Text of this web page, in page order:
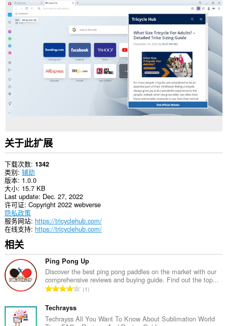
关于此扩展
下载次数 1342
类别 辅助
版本 1.0.0
大小 15.7 KB
Last update Dec. 27, 2022
许可证 Copyright 2022 webverse
隐私政策
服务网站 https://tricyclehub.com/
在线支持 https://tricyclehub.com/
相关
Ping Pong Up
Discover the best ping pong paddles on the market with our
comprehensive reviews and buying guide. Find out the top...
总
次
1
Techrayss
Techrayss All You Want To Know About Sublimation World